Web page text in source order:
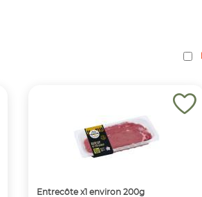
Entrecôte x1 environ 200g